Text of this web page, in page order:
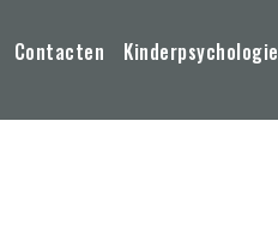
Contacten Kinderpsychologie